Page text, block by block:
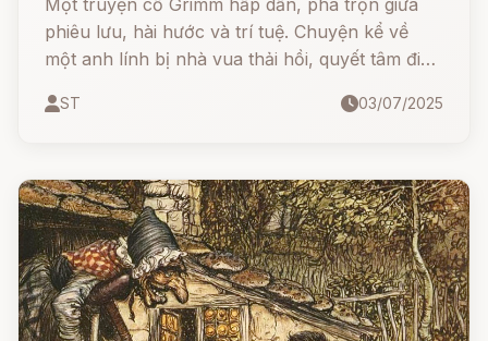
Một truyện cổ Grimm hấp dẫn, pha trộn giữa
phiêu lưu, hài hước và trí tuệ. Chuyện kể về
một anh lính bị nhà vua thải hồi, quyết tâm đi
đường đi, anh kết bạn với 5 người kỳ lạ – mỗi
ST 03/07/2025